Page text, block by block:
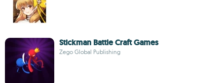
Stickman Battle Craft Games
Zego Global Publishing